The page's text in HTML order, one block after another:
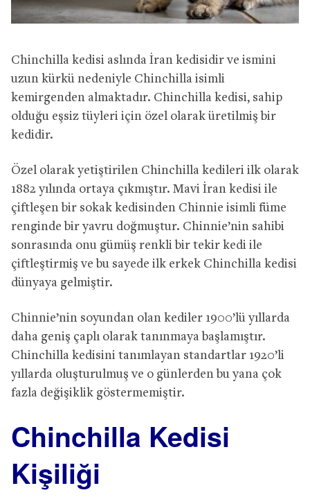
Chinchilla kedisi aslında İran kedisidir ve ismini
uzun kürkü nedeniyle Chinchilla isimli
kemirgenden almaktadır. Chinchilla kedisi, sahip
olduğu eşsiz tüyleri için özel olarak üretilmiş bir
kedidir.
Özel olarak yetiştirilen Chinchilla kedileri ilk olarak
1882 yılında ortaya çıkmıştır. Mavi İran kedisi ile
çiftleşen bir sokak kedisinden Chinnie isimli füme
renginde bir yavru doğmuştur. Chinnie’nin sahibi
sonrasında onu gümüş renkli bir tekir kedi ile
çiftleştirmiş ve bu sayede ilk erkek Chinchilla kedisi
dünyaya gelmiştir.
Chinnie’nin soyundan olan kediler 1900’lü yıllarda
daha geniş çaplı olarak tanınmaya başlamıştır.
Chinchilla kedisini tanımlayan standartlar 1920’li
yıllarda oluşturulmuş ve o günlerden bu yana çok
fazla değişiklik göstermemiştir.
Chinchilla Kedisi
Kişiliği